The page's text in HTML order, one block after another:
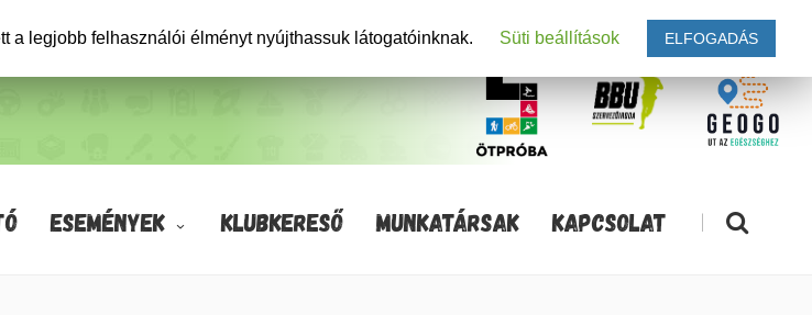
ESEMÉNYEK KLUBKERESŐ MUNKATÁRSAK KAPCSOLAT |
a legjobb felhasználói élményt nyújthassuk látogatóinknak. Süti beállítások ELFOGADÁS